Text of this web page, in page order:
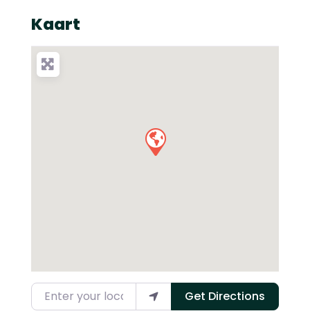
Kaart
Enter your location Get Directions